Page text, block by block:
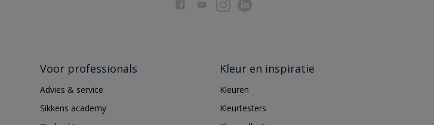
Voor professionals
Advies & service
Sikkens academy
Kleur en inspiratie
Kleuren
Kleurtesters